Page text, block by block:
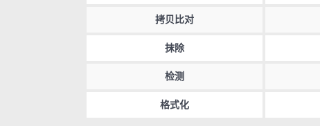
拷贝比对
抹除
检测
格式化